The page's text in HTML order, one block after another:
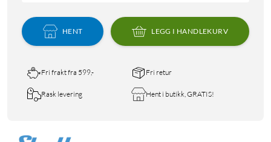
HENT LEGG I HANDLEKURV
Fri frakt fra 599,- Fri retur
Rask levering Hent i butikk, GRATIS!